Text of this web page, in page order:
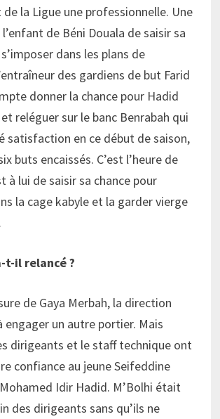
la Ligue une professionnelle. Une
de Béni Douala de saisir sa
dans les plans de
des gardiens de but Farid
donner la chance pour Hadid
reléguer sur le banc Benrabah qui
satisfaction en ce début de saison,
buts encaissés. C’est l’heure de
à lui de saisir sa chance pour
la cage kabyle et la garder vierge
t-il relancé ?
de Gaya Merbah, la direction
engager un autre portier. Mais
dirigeants et le staff technique ont
confiance au jeune Seifeddine
Idir Hadid. M’Bolhi était
des dirigeants sans qu’ils ne